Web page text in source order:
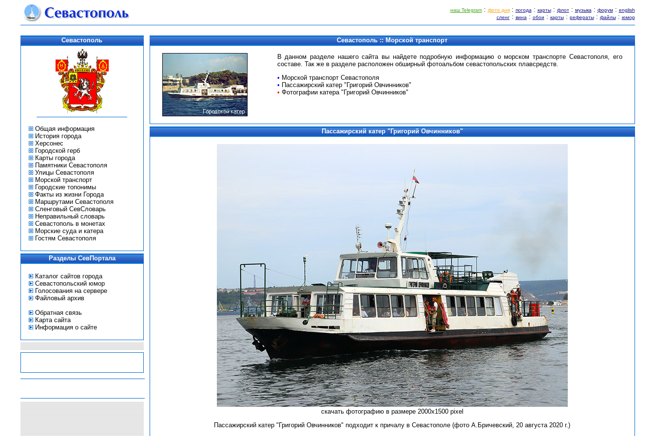
наш Telegram: фото дня: погода: карты: флот: музыка: форум: english
сленг: вина: обои : карты: рефераты: файлы: юмор
Севастополь
Общая информация
История города
Херсонес
Городской герб
Карты города
Памятники Севастополя
Улицы Севастополя
Морской транспорт
Городские топонимы
Факты из жизни Города
Маршрутами Севастополя
Сленговый СевСловарь
Неправильный словарь
Севастополь в монетах
Морские суда и катера
Гостям Севастополя
Разделы СевПортала
Каталог сайтов города
Севастопольский юмор
Голосования на сервере
Файловый архив
Обратная связь
Карта сайта
Информация о сайте
Севастополь :: Морской транспорт
В данном разделе нашего сайта вы найдете подробную информацию о морском транспорте Севастополя, его
составе. Так же в разделе расположен обширный фотоальбом севастопольских плавсредств.
• Морской транспорт Севастополя
• Пассажирский катер "Григорий Овчинников"
• Фотографии катера "Григорий Овчинников"
Пассажирский катер "Григорий Овчинников"
скачать фотографию в размере 2000х1500 pixel
Пассажирский катер "Григорий Овчинников" подходит к причалу в Севастополе (фото А.Бричевский, 20 августа 2020 г.)